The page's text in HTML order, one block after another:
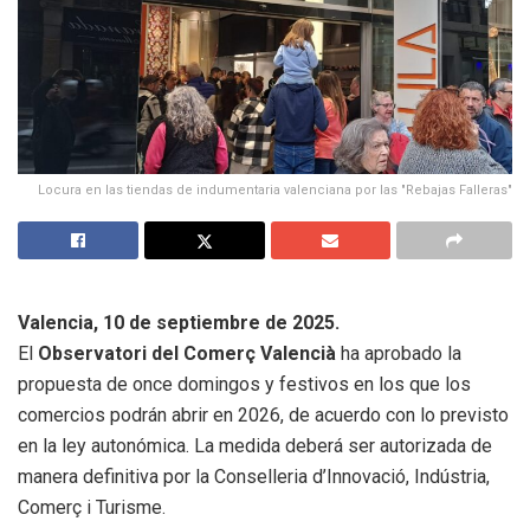
Locura en las tiendas de indumentaria valenciana por las "Rebajas Falleras"
Valencia, 10 de septiembre de 2025.
El Observatori del Comerç Valencià ha aprobado la
propuesta de once domingos y festivos en los que los
comercios podrán abrir en 2026, de acuerdo con lo previsto
en la ley autonómica. La medida deberá ser autorizada de
manera definitiva por la Conselleria d’Innovació, Indústria,
Comerç i Turisme.